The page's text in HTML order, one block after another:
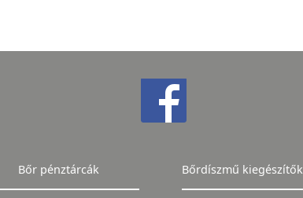
Bőr pénztárcák Bőrdíszmű kiegészítők